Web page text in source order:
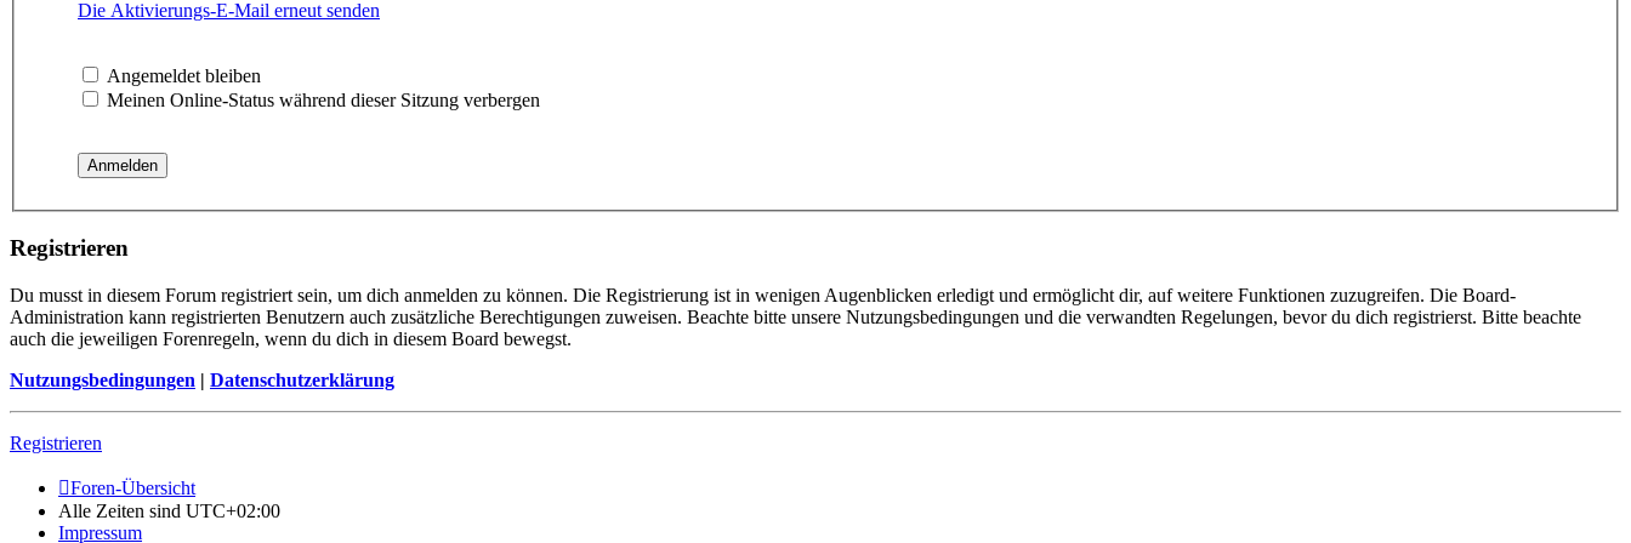
Die Aktivierungs-E-Mail erneut senden
Angemeldet bleiben
Meinen Online-Status während dieser Sitzung verbergen
Registrieren
Du musst in diesem Forum registriert sein, um dich anmelden zu können. Die Registrierung ist in wenigen Augenblicken erledigt und ermöglicht dir, auf weitere Funktionen zuzugreifen. Die Board-
Administration kann registrierten Benutzern auch zusätzliche Berechtigungen zuweisen. Beachte bitte unsere Nutzungsbedingungen und die verwandten Regelungen, bevor du dich registrierst. Bitte beachte
auch die jeweiligen Forenregeln, wenn du dich in diesem Board bewegst.
Nutzungsbedingungen | Datenschutzerklärung
Registrieren
Foren-Übersicht
Alle Zeiten sind UTC+02:00
Impressum